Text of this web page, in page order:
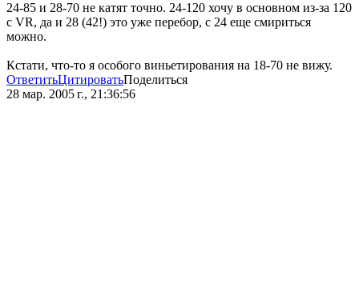
24-85 и 28-70 не катят точно. 24-120 хочу в основном из-за 120
с VR, да и 28 (42!) это уже перебор, с 24 еще смириться
можно.
Кстати, что-то я особого виньетирования на 18-70 не вижу.
ОтветитьЦитироватьПоделиться
28 мар. 2005 г., 21:36:56